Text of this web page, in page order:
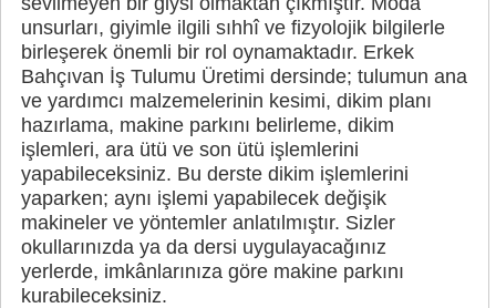
unsurları, giyimle ilgili sıhhî ve fizyolojik bilgilerle
birleşerek önemli bir rol oynamaktadır. Erkek
Bahçıvan İş Tulumu Üretimi dersinde; tulumun ana
ve yardımcı malzemelerinin kesimi, dikim planı
hazırlama, makine parkını belirleme, dikim
işlemleri, ara ütü ve son ütü işlemlerini
yapabileceksiniz. Bu derste dikim işlemlerini
yaparken; aynı işlemi yapabilecek değişik
makineler ve yöntemler anlatılmıştır. Sizler
okullarınızda ya da dersi uygulayacağınız
yerlerde, imkânlarınıza göre makine parkını
kurabileceksiniz.